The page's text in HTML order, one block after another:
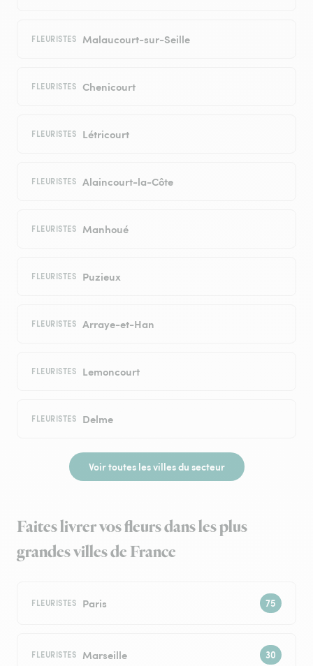
FLEURISTES Malaucourt-sur-Seille
FLEURISTES Chenicourt
FLEURISTES Létricourt
FLEURISTES Alaincourt-la-Côte
FLEURISTES Manhoué
FLEURISTES Puzieux
FLEURISTES Arraye-et-Han
FLEURISTES Lemoncourt
FLEURISTES Delme
Voir toutes les villes du secteur
Faites livrer vos fleurs dans les plus
grandes villes de France
FLEURISTES Paris
FLEURISTES Marseille